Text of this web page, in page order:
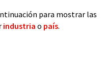
para mostrar las
industria o país.